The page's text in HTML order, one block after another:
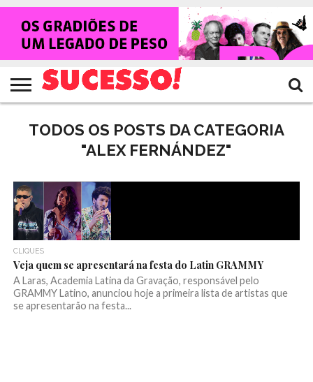
HOME
NOTÍCIAS
SHOWS
ENTREVISTAS
CLIQUES
RANKING
CROWLEY
TV
SUCESSO!
REVISTA
SUCESSO!
TODOS OS POSTS DA CATEGORIA
"ALEX FERNÁNDEZ"
CLIQUES
Veja quem se apresentará na festa do Latin GRAMMY
A Laras, Academia Latina da Gravação, responsável pelo
GRAMMY Latino, anunciou hoje a primeira lista de artistas que
se apresentarão na festa...